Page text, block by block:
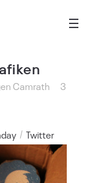
Camrath
3
Twitter